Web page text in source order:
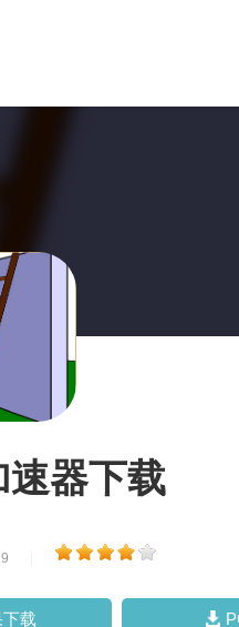
器下载
载